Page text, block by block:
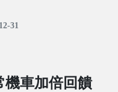
31
機車加倍回饋